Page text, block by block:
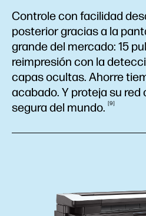
Controle con facilidad
posterior gracias a la
grande del mercado: 15
reimpresión con la
capas ocultas. Ahorre
acabado. Y proteja su red
segura del mundo. 9